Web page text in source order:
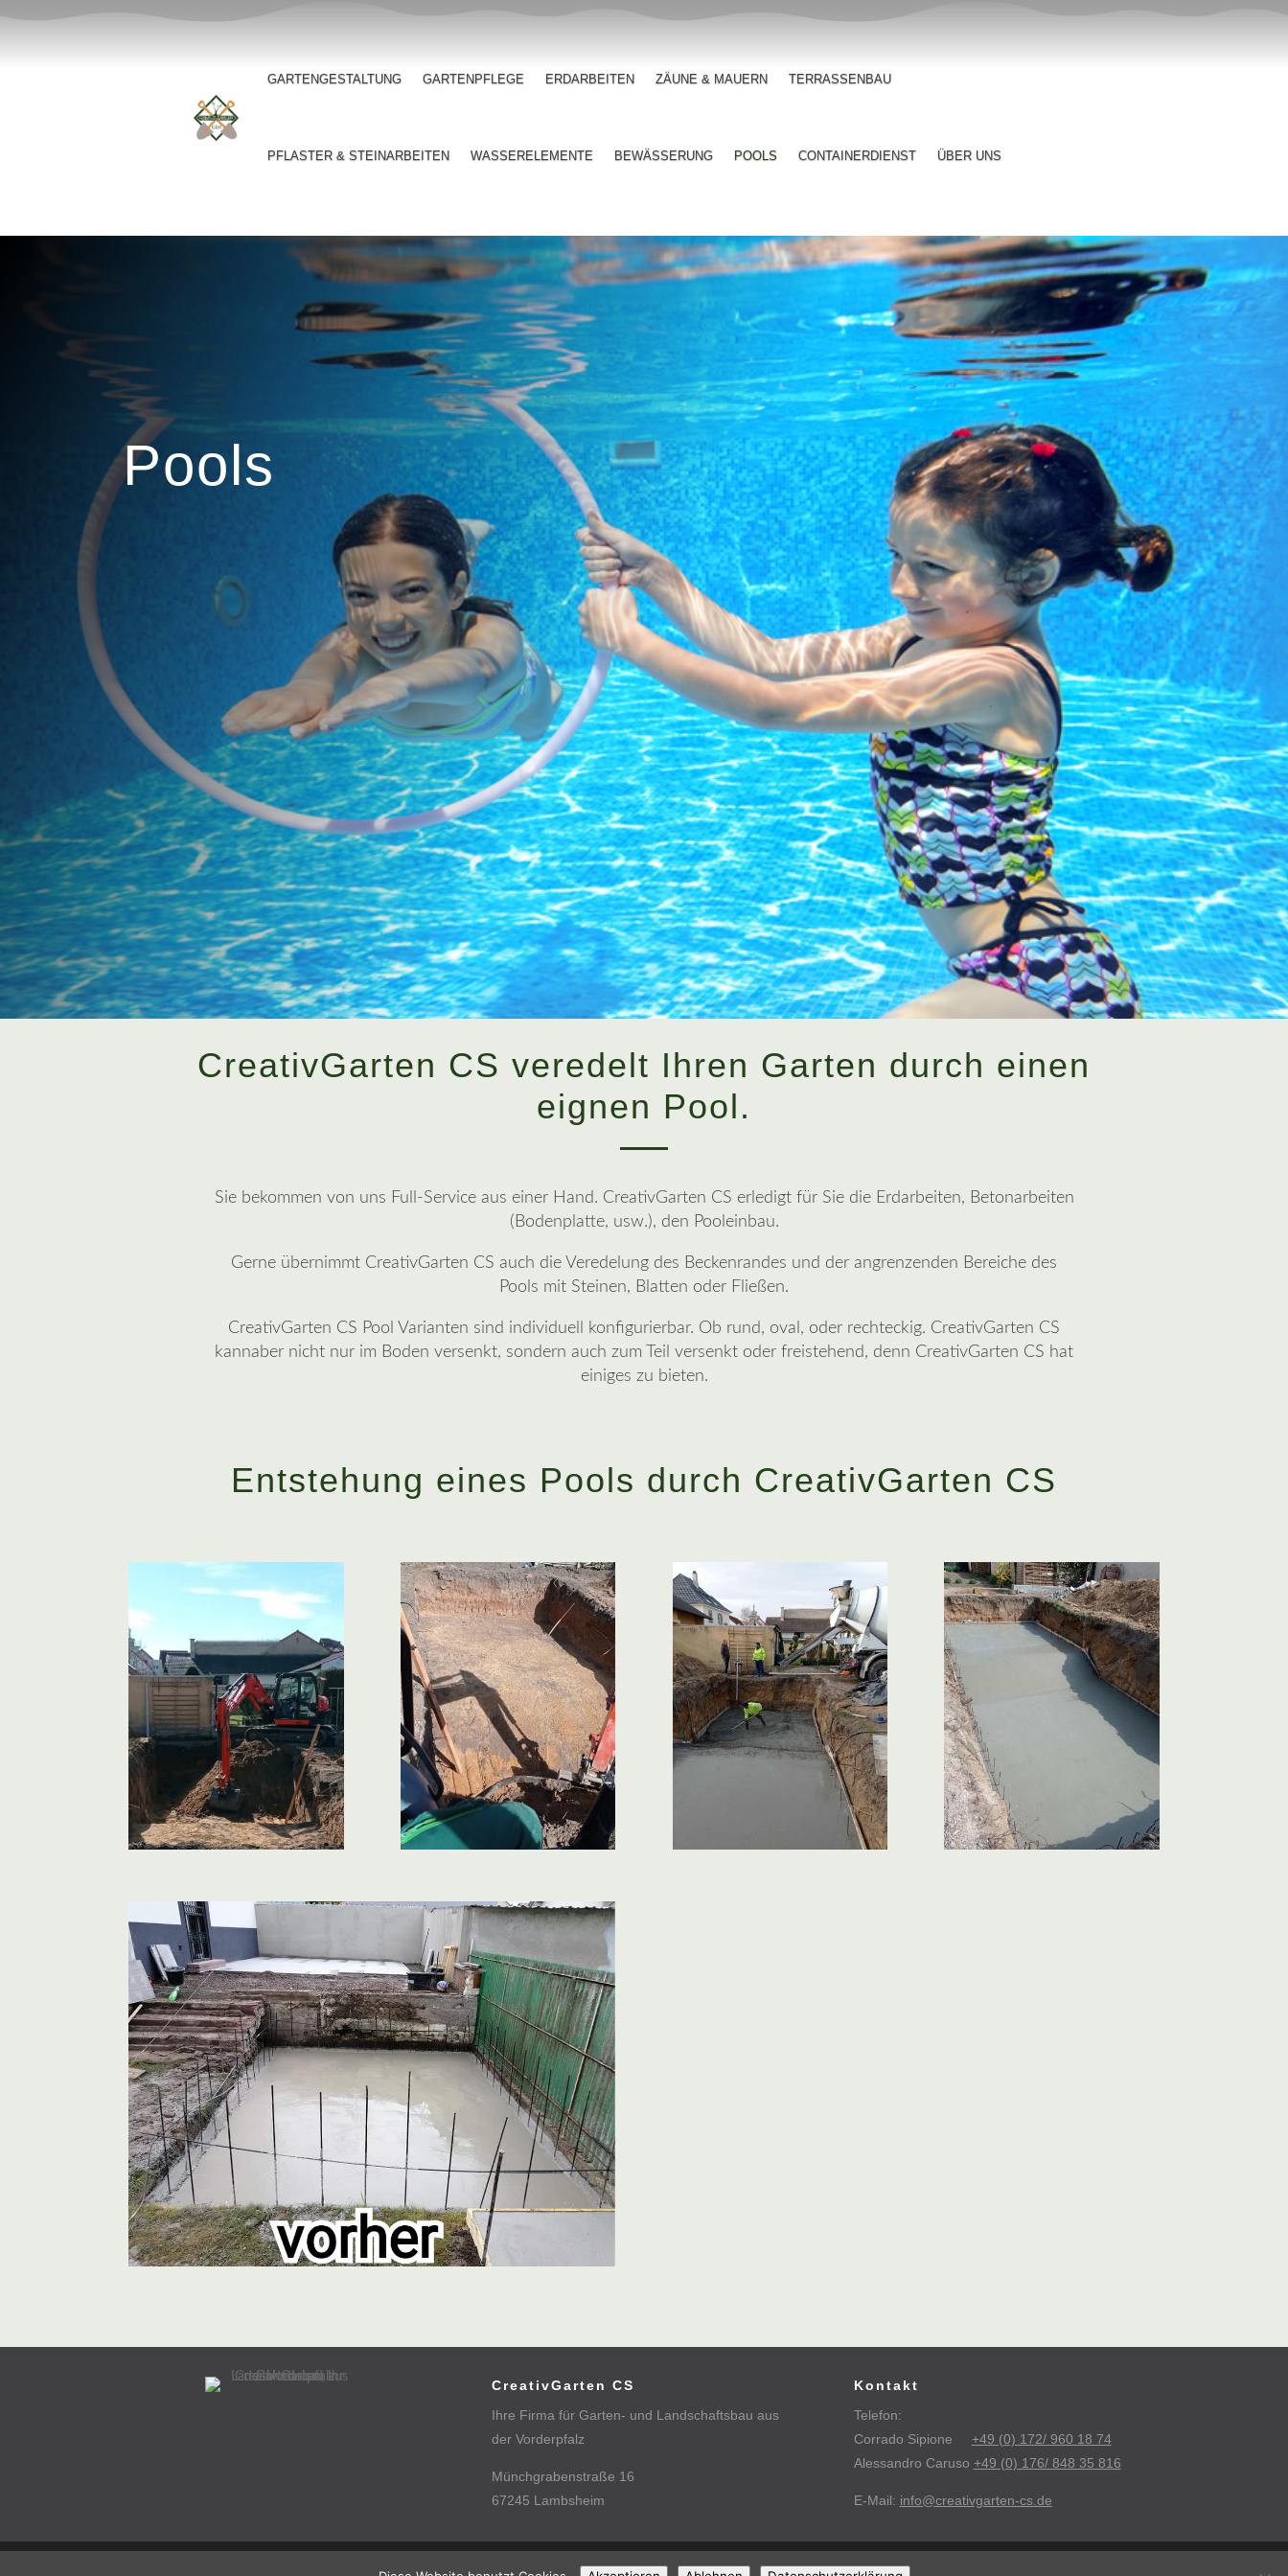
GARTENGESTALTUNG GARTENPFLEGE ERDARBEITEN ZÄUNE & MAUERN TERRASSENBAU
PFLASTER & STEINARBEITEN WASSERELEMENTE BEWÄSSERUNG POOLS CONTAINERDIENST ÜBER UNS
Pools
CreativGarten CS veredelt Ihren Garten durch einen
eignen Pool.
Sie bekommen von uns Full-Service aus einer Hand. CreativGarten CS erledigt für Sie die Erdarbeiten, Betonarbeiten
(Bodenplatte, usw.), den Pooleinbau.
Gerne übernimmt CreativGarten CS auch die Veredelung des Beckenrandes und der angrenzenden Bereiche des
Pools mit Steinen, Blatten oder Fließen.
CreativGarten CS Pool Varianten sind individuell konfigurierbar. Ob rund, oval, oder rechteckig. CreativGarten CS
kannaber nicht nur im Boden versenkt, sondern auch zum Teil versenkt oder freistehend, denn CreativGarten CS hat
einiges zu bieten.
Entstehung eines Pools durch CreativGarten CS
CreativGarten CS
Ihre Firma für Garten- und Landschaftsbau aus
der Vorderpfalz
Münchgrabenstraße 16
67245 Lambsheim
Kontakt
Telefon:
Corrado Sipione +49 (0) 172/ 960 18 74
Alessandro Caruso +49 (0) 176/ 848 35 816
E-Mail: info@creativgarten-cs.de